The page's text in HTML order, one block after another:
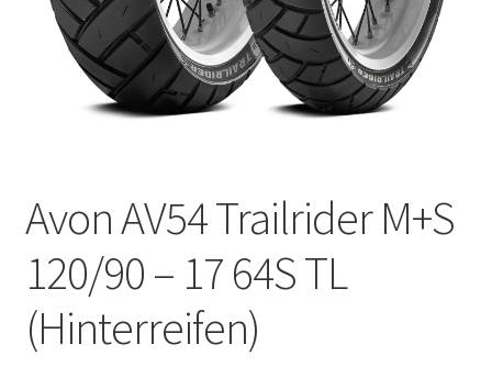
Avon AV54 Trailrider M+S
120/90 – 17 64S TL
(Hinterreifen)